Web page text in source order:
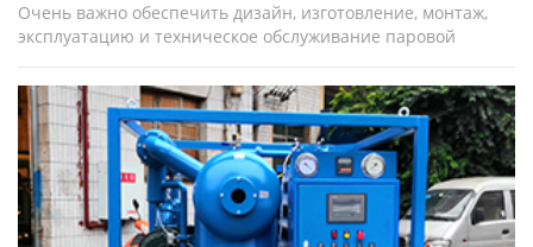
Очень важно обеспечить дизайн, изготовление, монтаж,
эксплуатацию и техническое обслуживание паровой
смазывающейся масло. Очень важно предотвратить и
устрани...